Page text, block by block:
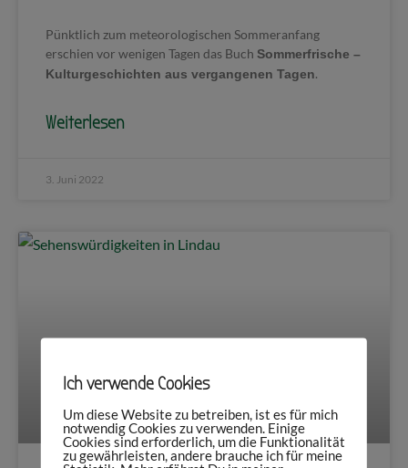
Pünktlich zum meteorologischen Sommeranfang
erschien vor wenigen Tagen das Buch Sommerfrische –
Kulturgeschichten aus vergangenen Tagen.
Weiterlesen
3. Juni 2022
Ich verwende Cookies
Um diese Website zu betreiben, ist es für mich
notwendig Cookies zu verwenden. Einige
Cookies sind erforderlich, um die Funktionalität
zu gewährleisten, andere brauche ich für meine